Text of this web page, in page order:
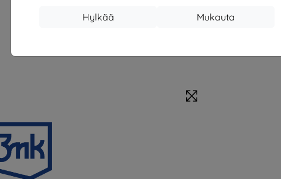
Mukauta
Hylkää